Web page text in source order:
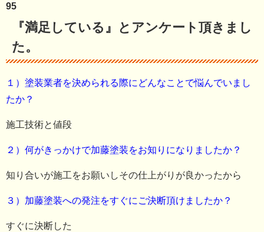
95
『満足している』とアンケート頂きまし
た。
１）塗装業者を決められる際にどんなことで悩んでいまし
たか？
施工技術と値段
２）何がきっかけで加藤塗装をお知りになりましたか？
知り合いが施工をお願いしその仕上がりが良かったから
３）加藤塗装への発注をすぐにご決断頂けましたか？
すぐに決断した